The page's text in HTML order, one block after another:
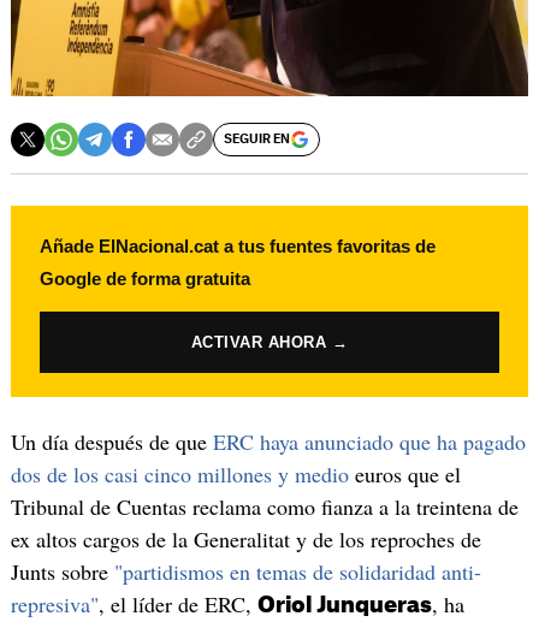
SEGUIR EN
Añade ElNacional.cat a tus fuentes favoritas de
Google de forma gratuita
ACTIVAR AHORA →
Un día después de que ERC haya anunciado que ha pagado
dos de los casi cinco millones y medioeuros que el
Tribunal de Cuentas reclama como fianza a la treintena de
ex altos cargos de la Generalitat y de los reproches de
Junts sobre "partidismos en temas de solidaridad anti-
represiva", el líder de ERC, Oriol Junqueras, ha